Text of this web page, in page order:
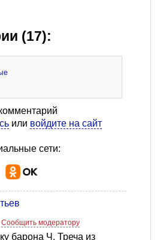
(17):
или войдите на сайт
сети:
Сообщить модератору
барона Ч. Треча из